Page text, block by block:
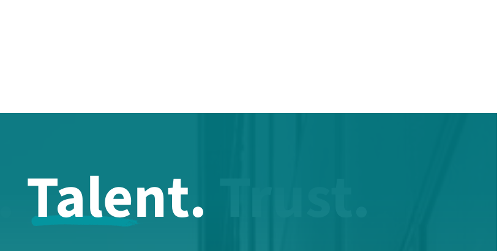
Talent.